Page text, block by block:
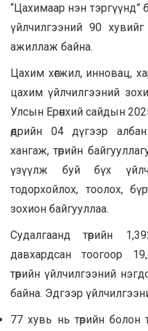
“Цахимаар нэн тэргүүнд”
үйлчилгээний 90
ажиллаж байна.
Цахим хөгжил, инновац,
цахим үйлчилгээний
Улсын Ерөнхий сайдын
өдрийн 04 дүгээр
хангаж, төрийн
үзүүлж буй бүх
тодорхойлох, тоолох,
зохион байгууллаа.
Судалгаанд төрийн
давхардсан тоогоор
төрийн үйлчилгээний
байна. Эдгээр
77 хувь нь төрийн болон